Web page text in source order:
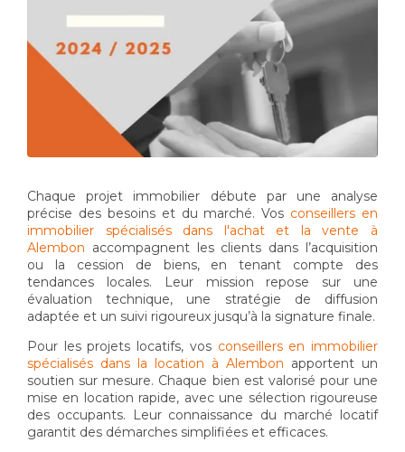
Chaque projet immobilier débute par une analyse
précise des besoins et du marché. Vos conseillers en
immobilier spécialisés dans l'achat et la vente à
Alembon accompagnent les clients dans l’acquisition
ou la cession de biens, en tenant compte des
tendances locales. Leur mission repose sur une
évaluation technique, une stratégie de diffusion
adaptée et un suivi rigoureux jusqu’à la signature finale.
Pour les projets locatifs, vos conseillers en immobilier
spécialisés dans la location à Alembon apportent un
soutien sur mesure. Chaque bien est valorisé pour une
mise en location rapide, avec une sélection rigoureuse
des occupants. Leur connaissance du marché locatif
garantit des démarches simplifiées et efficaces.